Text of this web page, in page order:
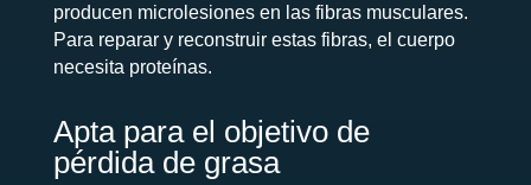
producen microlesiones en las fibras musculares.
Para reparar y reconstruir estas fibras, el cuerpo
necesita proteínas.
Apta para el objetivo de
pérdida de grasa